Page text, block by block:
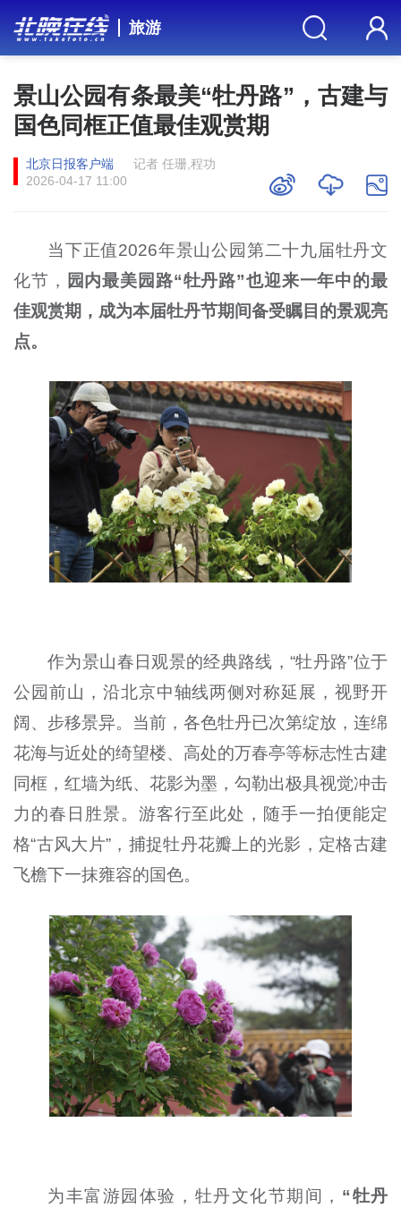
旅游
景山公园有条最美“牡丹路”，古建与
国色同框正值最佳观赏期
北京日报客户端
记者 任珊,程功
2026-04-17 11:00
当下正值2026年景山公园第二十九届牡丹文
化节， 园内最美园路“牡丹路”也迎来一年中的最
佳观赏期，成为本届牡丹节期间备受瞩目的景观亮
点。
作为景山春日观景的经典路线，“牡丹路”位于
公园前山，沿北京中轴线两侧对称延展，视野开
阔、步移景异。当前，各色牡丹已次第绽放，连绵
花海与近处的绮望楼、高处的万春亭等标志性古建
同框，红墙为纸、花影为墨，勾勒出极具视觉冲击
力的春日胜景。游客行至此处，随手一拍便能定
格“古风大片”，捕捉牡丹花瓣上的光影，定格古建
飞檐下一抹雍容的国色。
为丰富游园体验，牡丹文化节期间， “牡丹